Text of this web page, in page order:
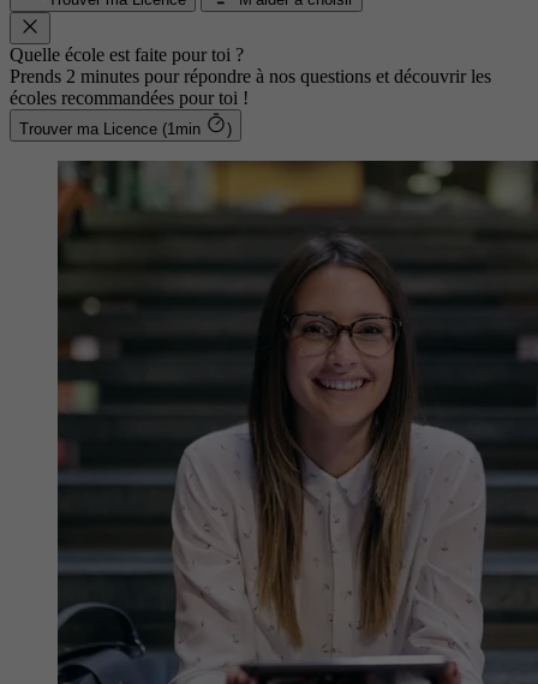
Quelle école est faite pour toi ?
Prends 2 minutes pour répondre à nos questions et découvrir les
écoles recommandées pour toi !
Trouver ma Licence (1min )